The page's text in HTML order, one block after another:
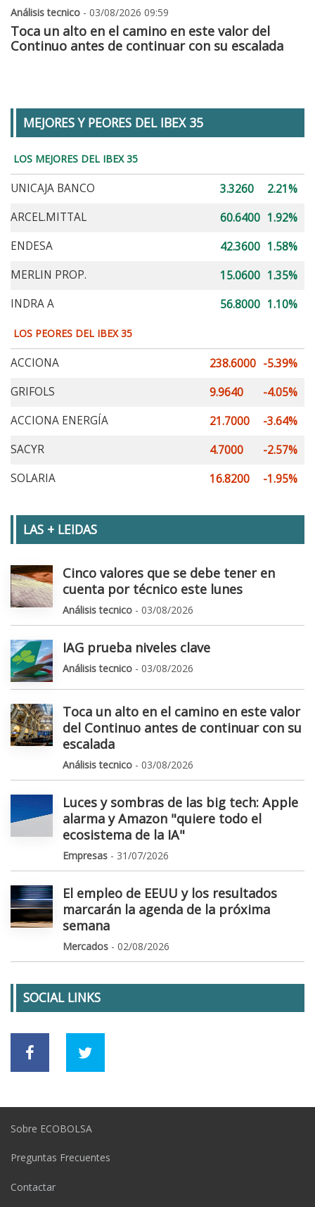
Análisis tecnico - 03/08/2026 09:59
Toca un alto en el camino en este valor del
Continuo antes de continuar con su escalada
MEJORES Y PEORES DEL IBEX 35
LOS MEJORES DEL IBEX 35
UNICAJA BANCO 3.3260
2.21%
ARCEL.MITTAL
60.6400 1.92%
ENDESA
42.3600 1.58%
MERLIN PROP.
15.0600 1.35%
INDRA A
56.8000 1.10%
LOS PEORES DEL IBEX 35
ACCIONA 238.6000 -5.39%
GRIFOLS
9.9640
-4.05%
ACCIONA ENERGÍA
21.7000
-3.64%
SACYR
4.7000
-2.57%
SOLARIA
16.8200 -1.95%
LAS + LEIDAS
Cinco valores que se debe tener en
cuenta por técnico este lunes
Análisis tecnico - 03/08/2026
IAG prueba niveles clave
Análisis tecnico - 03/08/2026
Toca un alto en el camino en este valor
del Continuo antes de continuar con su
escalada
Análisis tecnico - 03/08/2026
Luces y sombras de las big tech: Apple
alarma y Amazon "quiere todo el
ecosistema de la IA"
Empresas - 31/07/2026
El empleo de EEUU y los resultados
marcarán la agenda de la próxima
semana
Mercados - 02/08/2026
SOCIAL LINKS
Sobre ECOBOLSA
Preguntas Frecuentes
Contactar